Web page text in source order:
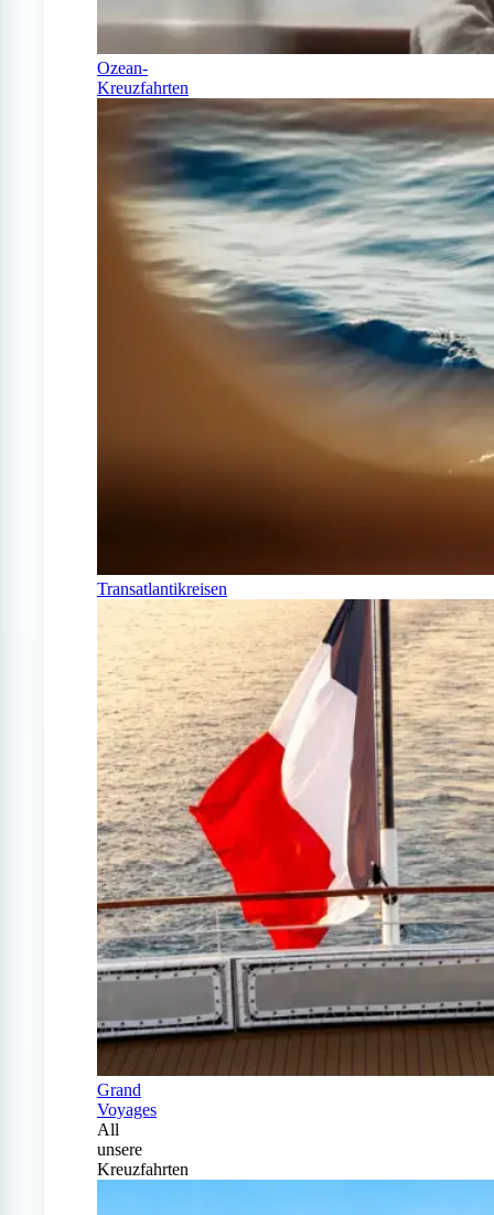
Ozean-
Kreuzfahrten
Transatlantikreisen
Grand
Voyages
All
unsere
Kreuzfahrten